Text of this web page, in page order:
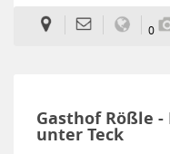
0
Gasthof Rößle
unter Teck